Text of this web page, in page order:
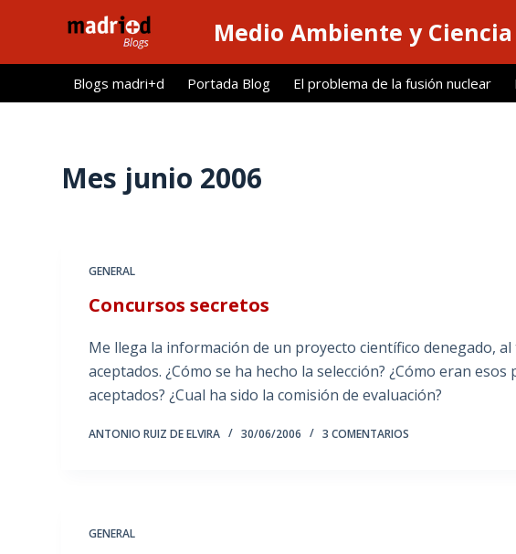
l
Medio Ambiente y Ciencia
Blogs madri+d Portada Blog El problema de la fusión nuclear
Mes junio 2006
GENERAL
Concursos secretos
Me llega la información de un proyecto científico denegado,
aceptados. ¿Cómo se ha hecho la selección? ¿Cómo eran
aceptados? ¿Cual ha sido la comisión de evaluación?
ANTONIO RUIZ DE ELVIRA 30/06/2006 3 COMENTARIOS
GENERAL